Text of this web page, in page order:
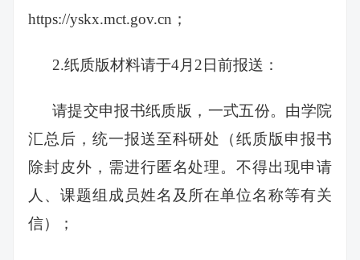
https://yskx.mct.gov.cn ；
2.纸质版材料请于4月2日前报送：
请提交申报书纸质版，一式五份。由学院
汇总后，统一报送至科研处（纸质版申报书
除封皮外，需进行匿名处理。不得出现申请
人、课题组成员姓名及所在单位名称等有关
信）；